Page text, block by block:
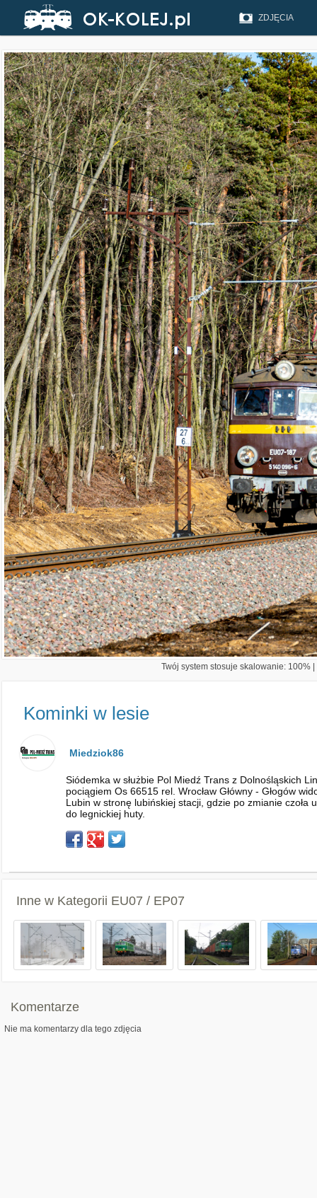
ZDJĘCIA
Twój system stosuje skalowanie: 100%
Kominki w lesie
Miedziok86
Siódemka w służbie Pol Miedź Trans z Dolnośląskich
pociągiem Os 66515 rel. Wrocław Główny - Głogów
Lubin w stronę lubińskiej stacji, gdzie po zmianie
do legnickiej huty.
Inne w Kategorii EU07 / EP07
Komentarze
Nie ma komentarzy dla tego zdjęcia